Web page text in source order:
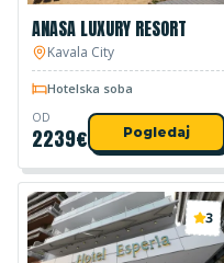
ANASA LUXURY RESORT
Kavala City
Hotelska soba
OD
2239€ Pogledaj
3